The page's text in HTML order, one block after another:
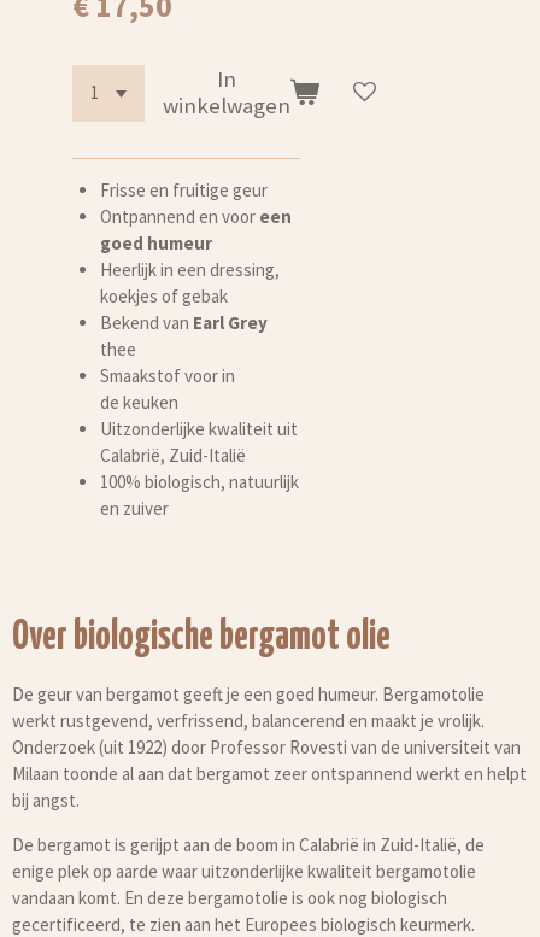
In
winkelwagen
Frisse en fruitige geur
Ontpannend en voor een
goed humeur
Heerlijk in een dressing,
koekjes of gebak
Bekend van Earl Grey
thee
Smaakstof voor in
de keuken
Uitzonderlijke kwaliteit uit
Calabrië, Zuid-Italië
100% biologisch, natuurlijk
en zuiver
Over biologische bergamot olie
De geur van bergamot geeft je een goed humeur. Bergamotolie
werkt rustgevend, verfrissend, balancerend en maakt je vrolijk.
Onderzoek (uit 1922) door Professor Rovesti van de universiteit van
Milaan toonde al aan dat bergamot zeer ontspannend werkt en helpt
bij angst.
De bergamot is gerijpt aan de boom in Calabrië in Zuid-Italië, de
enige plek op aarde waar uitzonderlijke kwaliteit bergamotolie
vandaan komt. En deze bergamotolie is ook nog biologisch
gecertificeerd, te zien aan het Europees biologisch keurmerk.